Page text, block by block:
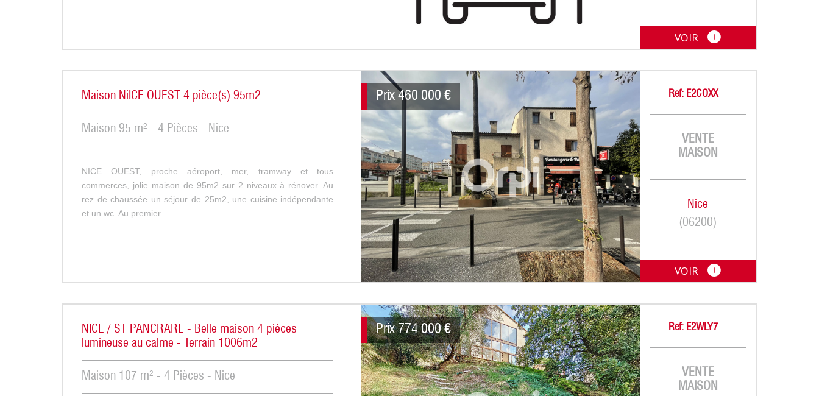
VOIR
Prix 460 000 €
Maison NiICE OUEST 4 pièce(s) 95m2
Maison 95 m² - 4 Pièces - Nice
NICE OUEST, proche aéroport, mer, tramway et tous
commerces, jolie maison de 95m2 sur 2 niveaux à rénover. Au
rez de chaussée un séjour de 25m2, une cuisine indépendante
et un wc. Au premier...
Ref: E2COXX
VENTE
MAISON
Nice
(06200)
VOIR
Prix 774 000 €
NICE / ST PANCRARE - Belle maison 4 pièces
lumineuse au calme - Terrain 1006m2
Maison 107 m² - 4 Pièces - Nice
Ref: E2WLY7
VENTE
MAISON